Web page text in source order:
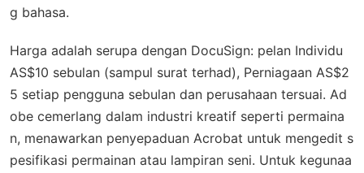
g bahasa.
Harga adalah serupa dengan DocuSign: pelan Individu
AS$10 sebulan (sampul surat terhad), Perniagaan AS$2
5 setiap pengguna sebulan dan perusahaan tersuai. Ad
obe cemerlang dalam industri kreatif seperti permaina
n, menawarkan penyepaduan Acrobat untuk mengedit s
pesifikasi permainan atau lampiran seni. Untuk kegunaa